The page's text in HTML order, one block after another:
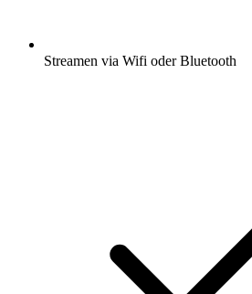
Streamen via Wifi oder Bluetooth